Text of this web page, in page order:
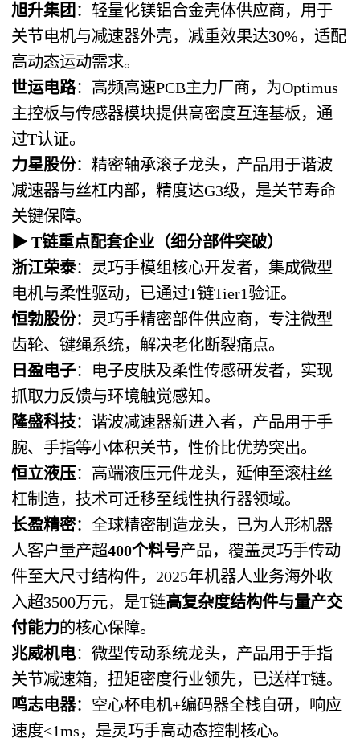
旭升集团 ：轻量化镁铝合金壳体供应商，用于
关节电机与减速器外壳，减重效果达30%，适配
高动态运动需求。
世运电路：高频高速PCB主力厂商，为Optimus
主控板与传感器模块提供高密度互连基板，通
过T认证。
力星股份：精密轴承滚子龙头，产品用于谐波
减速器与丝杠内部，精度达G3级，是关节寿命
关键保障。
▶T链重点配套企业 （细分部件突破）
浙江荣泰：灵巧手模组核心开发者，集成微型
电机与柔性驱动，已通过T链Tier1验证。
恒勃股份：灵巧手精密部件供应商，专注微型
齿轮、键绳系统，解决老化断裂痛点。
日盈电子：电子皮肤及柔性传感研发者，实现
抓取力反馈与环境触觉感知。
隆盛科技：谐波减速器新进入者，产品用于手
腕、手指等小体积关节，性价比优势突出。
恒立液压：高端液压元件龙头，延伸至滚柱丝
杠制造，技术可迁移至线性执行器领域。
长盈精密：全球精密制造龙头，已为人形机器
人客户量产超400个料号产品，覆盖灵巧手传动
件至大尺寸结构件，2025年机器人业务海外收
入超3500万元，是T链高复杂度结构件与量产交
付能力的核心保障。
兆威机电：微型传动系统龙头，产品用于手指
关节减速箱，扭矩密度行业领先，已送样T链。
鸣志电器：空心杯电机+编码器全栈自研，响应
速度<1ms，是灵巧手高动态控制核心。